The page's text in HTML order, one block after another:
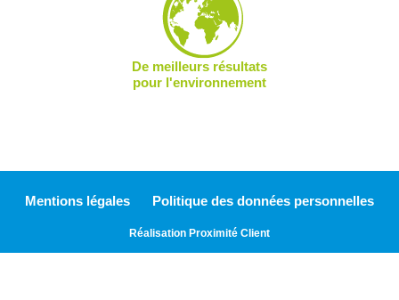
De meilleurs résultats
pour l'environnement
Mentions légales Politique des données personnelles
Réalisation Proximité Client